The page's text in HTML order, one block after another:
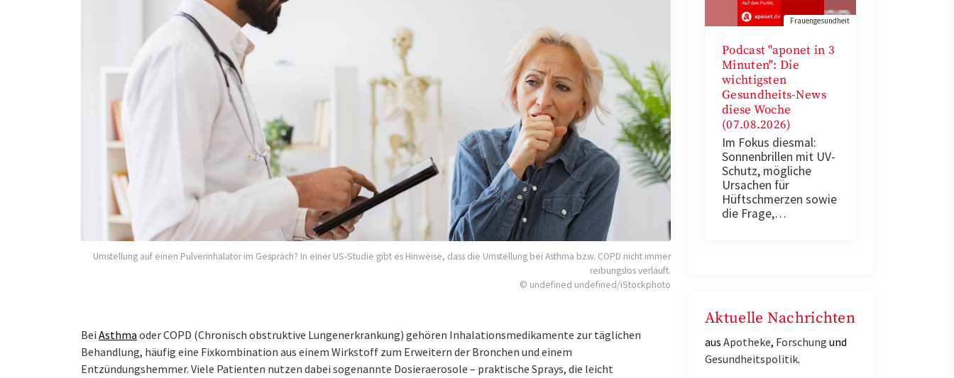
Umstellung auf einen Pulverinhalator im Gespräch? In einer US-Studie gibt es Hinweise, dass die Umstellung bei Asthma bzw. COPD nicht immer
reibungslos verläuft.
© undefined undefined/iStockphoto
Bei Asthma oder COPD (Chronisch obstruktive Lungenerkrankung) gehören Inhalationsmedikamente zur täglichen
Behandlung, häufig eine Fixkombination aus einem Wirkstoff zum Erweitern der Bronchen und einem
Entzündungshemmer. Viele Patienten nutzen dabei sogenannte Dosieraerosole – praktische Sprays, die leicht
Frauengesundheit
Podcast "aponet in 3
Minuten": Die
wichtigsten
Gesundheits-News
diese Woche
(07.08.2026)
Im Fokus diesmal:
Sonnenbrillen mit UV-
Schutz, mögliche
Ursachen für
Hüftschmerzen sowie
die Frage,…
Aktuelle Nachrichten
aus Apotheke, Forschung und
Gesundheitspolitik.